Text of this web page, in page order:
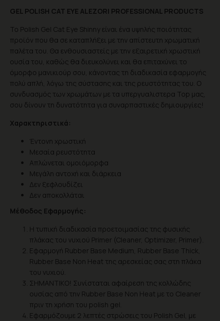
GEL POLISH CAT EYE ALEZORI PROFESSIONAL PRODUCTS
Το Polish Gel Cat Eye Shinny είναι ένα υψηλής ποιότητας
προϊόν που θα σε καταπλήξει με την απίστευτη χρωματική
παλέτα του. Θα ενθουσιαστείς με την εξαιρετική χρωστική
ουσία του, καθώς θα διευκολύνει και θα επιταχύνει το
όμορφο μανικιούρ σου, κάνοντας τη διαδικασία εφαρμογής
πολύ απλή, λόγω της σύστασης και της ρευστότητας του. Ο
συνδυασμός των χρωμάτων με τα υπεργυαλιστερα Top μας,
σου δίνουν τη δυνατότητα για συναρπαστικές δημιουργίες!
Χαρακτηριστικά:
Έντονη χρωστική
Μεσαία ρευστότητα
Απλώνεται ομοιόμορφα
Μεγάλη αντοχή και διάρκεια
Δεν ξεφλουδίζει
Δεν αποκολλάται
Μέθοδος Εφαρμογής:
Η τυπική διαδικασία προετοιμασίας της φυσικής
πλάκας του νυχιού Primer (Cleaner, Optimizer, Primer).
Εφαρμογή Rubber Base Medium, Rubber Base Thick,
Rubber Base Non Heat της αρεσκείας σας στη πλάκα
του νυχιού.
ΣΗΜΑΝΤΙΚΟ! Συνίσταται αφαίρεση της κολλώδης
ουσίας από την Rubber Base Non Heat με το Cleaner
πριν τη χρήση του polish gel.
Εφαρμόζουμε 2 λεπτές στρώσεις του Polish Gel, με